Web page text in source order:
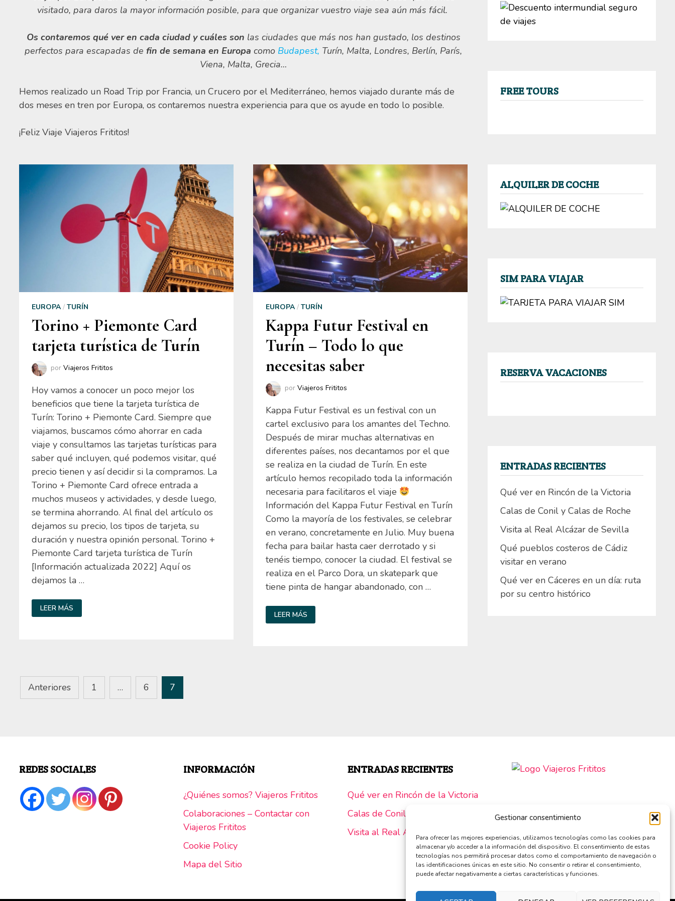
Gestionar consentimiento
Para ofrecer las mejores experiencias, utilizamos tecnologías como las cookies para
almacenar y/o acceder a la información del dispositivo. El consentimiento de estas
tecnologías nos permitirá procesar datos como el comportamiento de navegación o
las identificaciones únicas en este sitio. No consentir o retirar el consentimiento,
puede afectar negativamente a ciertas características y funciones.
visitado, para daros la mayor información posible, para que organizar vuestro viaje sea aún más fácil.
Os contaremos qué ver en cada ciudad y cuáles son las ciudades que más nos han gustado, los destinos
perfectos para escapadas de fin de semana en Europa como Budapest, Turín, Malta, Londres, Berlín, París,
Viena, Malta, Grecia…
Hemos realizado un Road Trip por Francia, un Crucero por el Mediterráneo, hemos viajado durante más de
dos meses en tren por Europa, os contaremos nuestra experiencia para que os ayude en todo lo posible.
¡Feliz Viaje Viajeros Frititos!
EUROPA /TURÍN
Torino + Piemonte Card
tarjeta turística de Turín
porViajeros Frititos
Hoy vamos a conocer un poco mejor los
beneficios que tiene la tarjeta turística de
Turín: Torino + Piemonte Card. Siempre que
viajamos, buscamos cómo ahorrar en cada
viaje y consultamos las tarjetas turísticas para
saber qué incluyen, qué podemos visitar, qué
precio tienen y así decidir si la compramos. La
Torino + Piemonte Card ofrece entrada a
muchos museos y actividades, y desde luego,
se termina ahorrando. Al final del artículo os
dejamos su precio, los tipos de tarjeta, su
duración y nuestra opinión personal. Torino +
Piemonte Card tarjeta turística de Turín
[Información actualizada 2022] Aquí os
dejamos la …
TORINO
+
PIEMONTE
LEER MÁS
EUROPA/ TURÍN
Kappa Futur Festival en
Turín – Todo lo que
necesitas saber
por Viajeros Frititos
Kappa Futur Festival es un festival con un
cartel exclusivo para los amantes del Techno.
Después de mirar muchas alternativas en
diferentes países, nos decantamos por el que
se realiza en la ciudad de Turín. En este
artículo hemos recopilado toda la información
necesaria para facilitaros el viaje
Información del Kappa Futur Festival en Turín
Como la mayoría de los festivales, se celebrar
en verano, concretamente en Julio. Muy buena
fecha para bailar hasta caer derrotado y si
tenéis tiempo, conocer la ciudad. El festival se
realiza en el Parco Dora, un skatepark que
tiene pinta de hangar abandonado, con …
KAPPA
FUTUR
FESTIVAL
LEER MÁS
Paginación
de
Anteriores 1 … 6 7
FREE TOURS
ALQUILER DE COCHE
SIM PARA VIAJAR
RESERVA VACACIONES
ENTRADAS RECIENTES
Qué ver en Rincón de la Victoria
Calas de Conil y Calas de Roche
Visita al Real Alcázar de Sevilla
Qué pueblos costeros de Cádiz
visitar en verano
Qué ver en Cáceres en un día: ruta
por su centro histórico
REDES SOCIALES INFORMACIÓN
¿Quiénes somos? Viajeros Frititos
Colaboraciones – Contactar con
Viajeros Frititos
Cookie Policy
Mapa del Sitio
ENTRADAS RECIENTES
Qué ver en Rincón de la Victoria
Calas de Conil y Calas de Roche
Visita al Real Alcázar de Sevilla